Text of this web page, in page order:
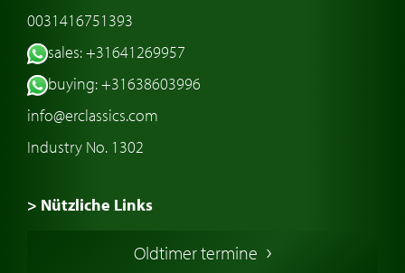
0031416751393
sales: +31641269957
buying: +31638603996
info@erclassics.com
Industry No. 1302
> Nützliche Links
Oldtimers in EuropaOldtimer termine